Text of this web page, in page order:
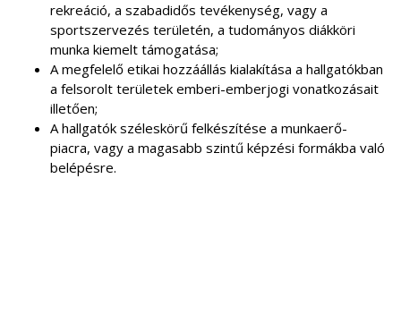
rekreáció, a szabadidős tevékenység, vagy a
sportszervezés területén, a tudományos diákköri
munka kiemelt támogatása;
A megfelelő etikai hozzáállás kialakítása a hallgatókban
a felsorolt területek emberi-emberjogi vonatkozásait
illetően;
A hallgatók széleskörű felkészítése a munkaerő-
piacra, vagy a magasabb szintű képzési formákba való
belépésre.